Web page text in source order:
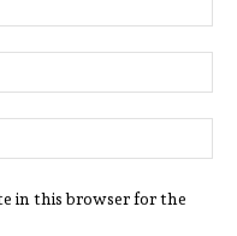
in this browser for the